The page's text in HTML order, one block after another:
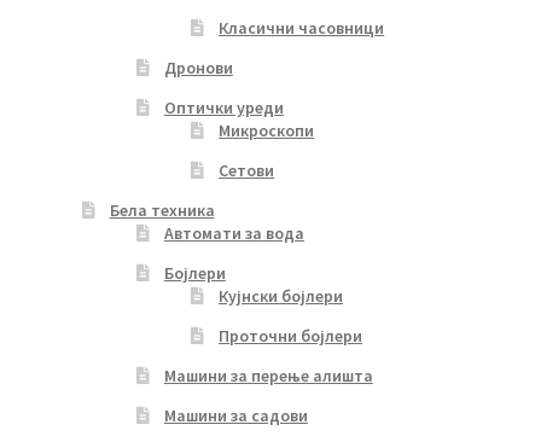
Класични часовници
Дронови
Оптички уреди
Микроскопи
Сетови
Бела техника
Автомати за вода
Бојлери
Кујнски бојлери
Проточни бојлери
Машини за перење алишта
Машини за садови